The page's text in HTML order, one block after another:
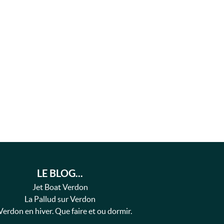
LE BLOG...
Jet Boat Verdon
La Pallud sur Verdon
en hiver. Que faire et ou dormir.